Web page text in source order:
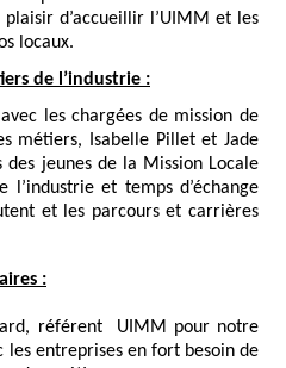
d’accueillir l’UIMM et les
locaux.
de l’industrie :
les chargées de mission de
métiers, Isabelle Pillet et Jade
des jeunes de la Mission Locale
et temps d’échange
et les parcours et carrières
:
référent UIMM pour notre
les entreprises en fort besoin de